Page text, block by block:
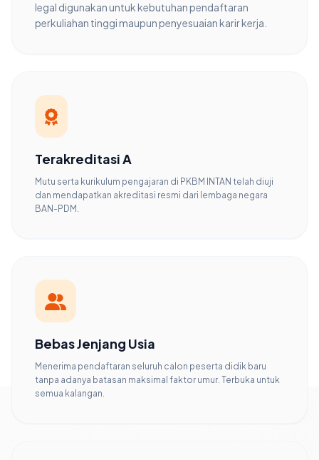
legal digunakan untuk kebutuhan pendaftaran
perkuliahan tinggi maupun penyesuaian karir kerja.
Terakreditasi A
Mutu serta kurikulum pengajaran di PKBM INTAN telah diuji
dan mendapatkan akreditasi resmi dari lembaga negara
BAN-PDM.
Bebas Jenjang Usia
Menerima pendaftaran seluruh calon peserta didik baru
tanpa adanya batasan maksimal faktor umur. Terbuka untuk
semua kalangan.